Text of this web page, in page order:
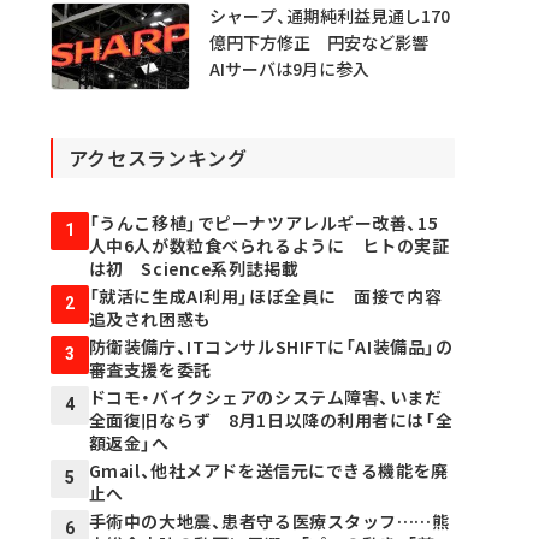
シャープ、通期純利益見通し170
億円下方修正 円安など影響
AIサーバは9月に参入
アクセスランキング
1
「うんこ移植」でピーナツアレルギー改善、15
人中6人が数粒食べられるように ヒトの実証
は初 Science系列誌掲載
2
「就活に生成AI利用」ほぼ全員に 面接で内容
追及され困惑も
3
防衛装備庁、ITコンサルSHIFTに「AI装備品」の
審査支援を委託
4
ドコモ・バイクシェアのシステム障害、いまだ
全面復旧ならず 8月1日以降の利用者には「全
額返金」へ
5
Gmail、他社メアドを送信元にできる機能を廃
止へ
6
手術中の大地震、患者守る医療スタッフ……熊